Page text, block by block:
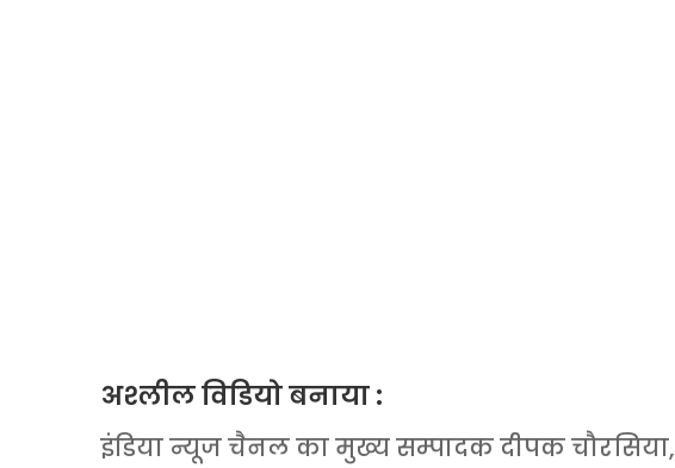
अश्लील विडियो बनाया :
इंडिया न्यूज चैनल का मुख्य सम्पादक दीपक चौरसिया,